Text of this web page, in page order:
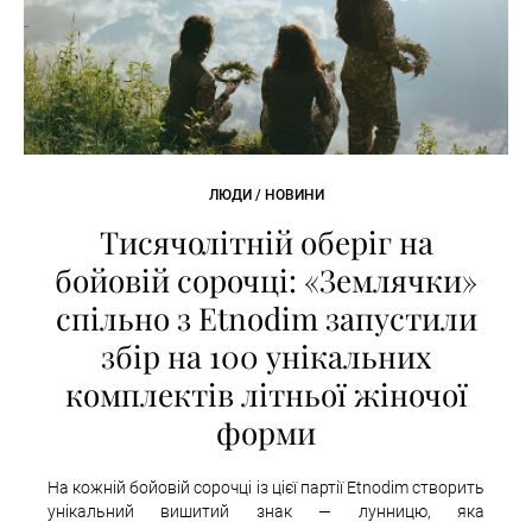
ЛЮДИ / НОВИНИ
Тисячолітній оберіг на
бойовій сорочці: «Землячки»
спільно з Etnodim запустили
збір на 100 унікальних
комплектів літньої жіночої
форми
На кожній бойовій сорочці із цієї партії Etnodim створить
унікальний вишитий знак — лунницю, яка